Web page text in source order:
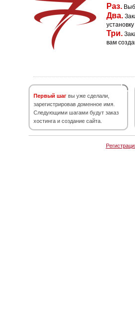
Раз.
Два.
Три.
вам
Первый шаг вы уже сделали,
зарегистрировав доменное имя.
Следующими шагами будут заказ
хостинга и создание сайта.